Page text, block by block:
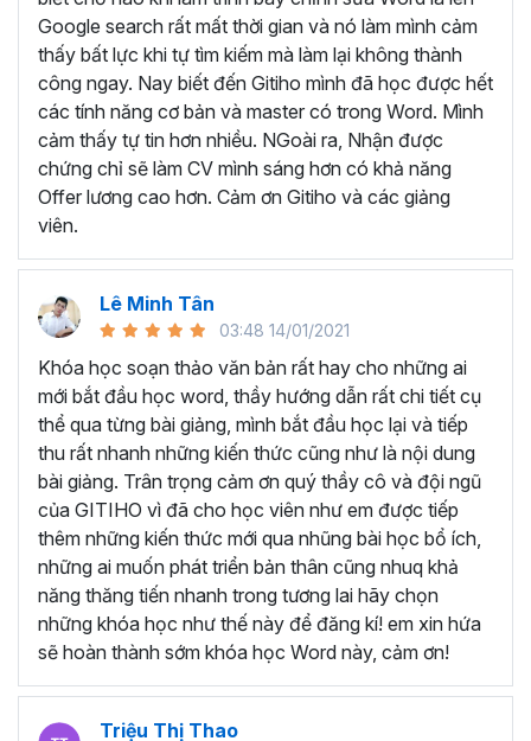
Biết cáchhình thành tư duy để bắt đầu soạn
thảo văn bản
Thành thạo cáchcài đặt và định dạng cơ bản
Thành thạo trong việcthiết kế các đối tượng
Thành thạo các tính năng đặc biệttrong Word như
trình bày văn bản dạng cột, tạo mục lục, tạo danh
mục tham khảo, trộn văn bản, ghi Macro, Tracking…
Thực hành
đồng, báo cáo chuyên môn…
Như vậy, khi học Word bạn sẽ được trang bị đầy đủ kỹ
năng và kiến thức cần thiết để trở thành chuyên gia soạn
thảo văn bản. Từ những kiến thức đó bạn có thể tạo ra
những tài liệu chuyên nghiệp, chỉn chu cũng như biết cách
quản lý tài liệu và thao tác nhanh chóng, nâng cao hiệu
suất làm việc.
TRỞ THÀNH CHUYÊN GIA
SOẠN THẢO VĂN BẢN VỚI
KHÓA HỌC TUYỆT ĐỈNH
MICROSOFT WORD
Bạn sẽ trở thành chuyên gia soạn thảo văn bản trong
Google search rất mất thời gian và nó làm mình cảm
thấy bất lực khi tự tìm kiếm mà làm lại không thành
công ngay. Nay biết đến Gitiho mình đã học được hết
các tính năng cơ bản và master có trong Word. Mình
cảm thấy tự tin hơn nhiều. NGoài ra, Nhận được
chứng chỉ sẽ làm CV mình sáng hơn có khả năng
Offer lương cao hơn. Cảm ơn Gitiho và các giảng
viên.
Lê Minh Tân
03:48 14/01/2021
Khóa học soạn thảo văn bản rất hay cho những ai
mới bắt đầu học word, thầy hướng dẫn rất chi tiết cụ
thể qua từng bài giảng, mình bắt đầu học lại và tiếp
thu rất nhanh những kiến thức cũng như là nội dung
bài giảng. Trân trọng cảm ơn quý thầy cô và đội ngũ
của GITIHO vì đã cho học viên như em được tiếp
thêm những kiến thức mới qua nhũng bài học bổ ích,
những ai muốn phát triển bản thân cũng nhuq khả
năng thăng tiến nhanh trong tương lai hãy chọn
những khóa học như thế này để đăng kí! em xin hứa
sẽ hoàn thành sớm khóa học Word này, cảm ơn!
Triệu Thị Thao